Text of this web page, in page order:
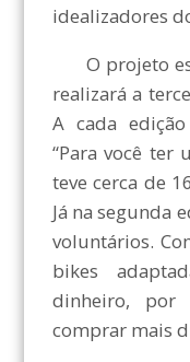
idealizadores
O projeto
realizará a
A cada
“Para você ter
teve cerca de
Já na segunda
voluntários.
bikes
dinheiro, por
comprar mais